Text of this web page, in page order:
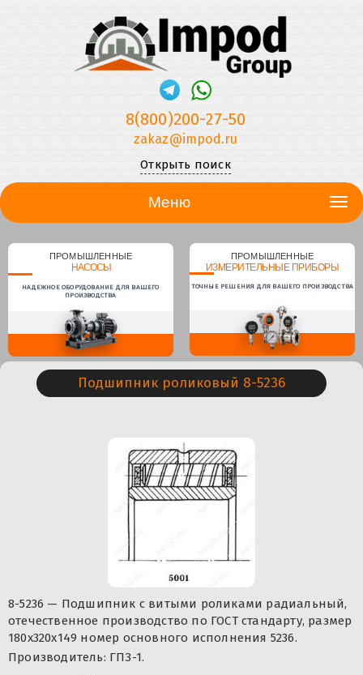
8(800)200-27-50
zakaz@impod.ru
Открыть поиск
Меню
ПРОМЫШЛЕННЫЕ
НАСОСЫ
НАДЕЖНОЕ ОБОРУДОВАНИЕ ДЛЯ ВАШЕГО
ПРОИЗВОДСТВА
ПРОМЫШЛЕННЫЕ
ИЗМЕРИТЕЛЬНЫЕ ПРИБОРЫ
ТОЧНЫЕ РЕШЕНИЯ ДЛЯ ВАШЕГО ПРОИЗВОДСТВА
Подшипник роликовый 8-5236
8-5236 — Подшипник с витыми роликами радиальный,
отечественное производство по ГОСТ стандарту, размер
180x320x149 номер основного исполнения 5236.
Производитель: ГПЗ-1.